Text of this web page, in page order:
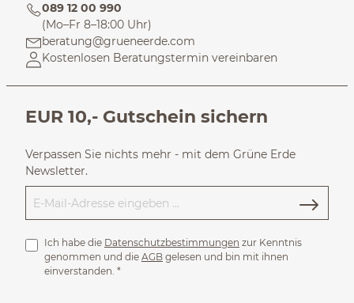
089 12 00 990
(Mo–Fr 8–18:00 Uhr)
beratung@grueneerde.com
Kostenlosen Beratungstermin vereinbaren
EUR 10,- Gutschein sichern
Verpassen Sie nichts mehr - mit dem Grüne Erde
Newsletter.
Ich habe die Datenschutzbestimmungen zur Kenntnis
genommen und die AGB gelesen und bin mit ihnen
einverstanden. *